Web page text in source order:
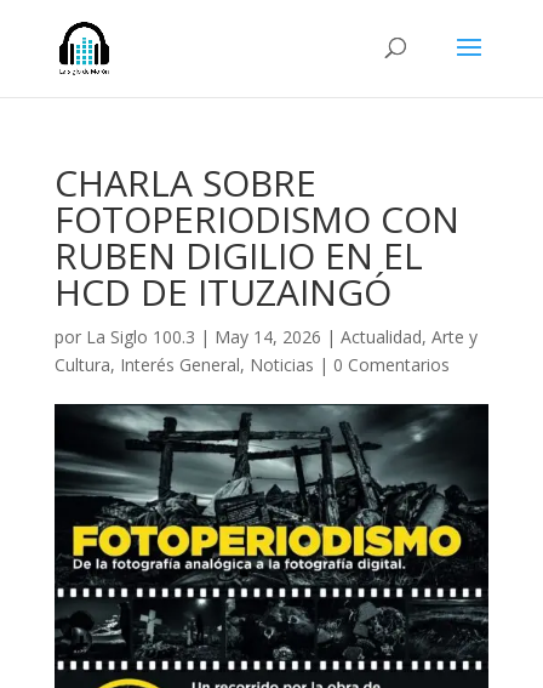
CHARLA SOBRE
FOTOPERIODISMO CON
RUBEN DIGILIO EN EL
HCD DE ITUZAINGÓ
por La Siglo 100.3 | May 14, 2026 | Actualidad, Arte y
Cultura, Interés General, Noticias | 0 Comentarios